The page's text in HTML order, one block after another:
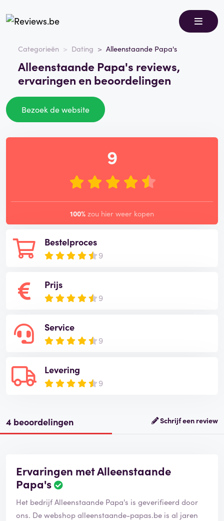
Categorieën Dating Alleenstaande Papa's
Alleenstaande Papa's reviews,
ervaringen en beoordelingen
Bezoek de website
Bestelproces
9
Prijs
9
Service
9
Levering
9
9
100% zou hier weer kopen
4 beoordelingen Schrijf een review
Ervaringen met Alleenstaande
Papa's
Het bedrijf Alleenstaande Papa's is geverifieerd door
ons. De webshop alleenstaande-papas.be is al jaren